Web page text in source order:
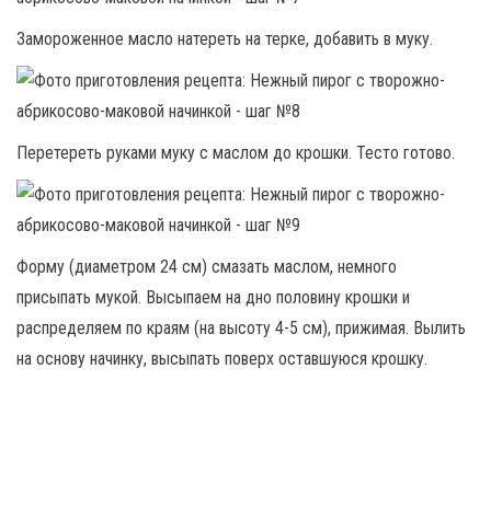
Замороженное масло натереть на терке, добавить в муку.
Перетереть руками муку с маслом до крошки. Тесто готово.
Форму (диаметром 24 см) смазать маслом, немного
присыпать мукой. Высыпаем на дно половину крошки и
распределяем по краям (на высоту 4-5 см), прижимая. Вылить
на основу начинку, высыпать поверх оставшуюся крошку.